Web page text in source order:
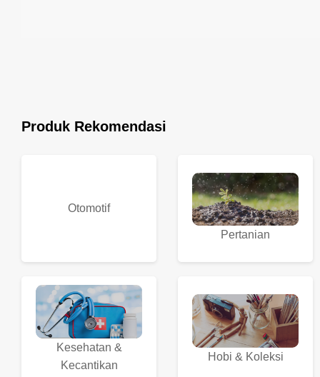
Produk Rekomendasi
Otomotif
Pertanian
Kesehatan &
Kecantikan
Hobi & Koleksi